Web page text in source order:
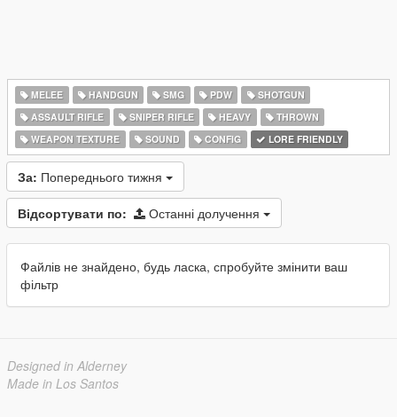
MELEE HANDGUN SMG PDW
SHOTGUN
ASSAULT RIFLE
SNIPER RIFLE HEAVY
THROWN
WEAPON TEXTURE
SOUND CONFIG LORE FRIENDLY
За: Попереднього тижня
Відсортувати по: Останні долучення
Файлів не знайдено, будь ласка, спробуйте змінити ваш
фільтр
Designed in Alderney
Made in Los Santos